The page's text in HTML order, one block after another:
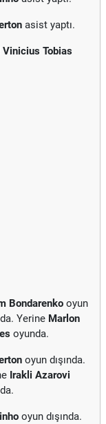
asist yaptı.
Vinicius Tobias
Bondarenko oyun
Yerine Marlon
oyunda.
oyun dışında.
Irakli Azarovi
oyun dışında.